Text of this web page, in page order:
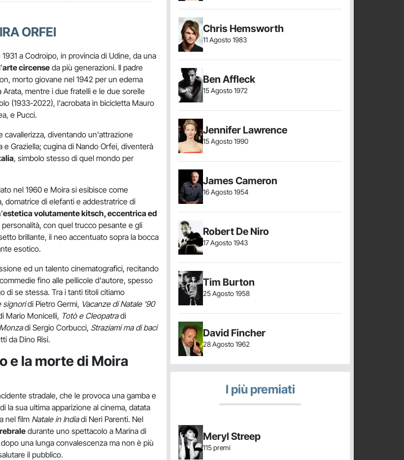
ORFEI
a Codroipo, in provincia di Udine, da una
arte circense da più generazioni. Il padre
morto giovane nel 1942 per un edema
mentre i due fratelli e le due sorelle
(1933-2022), l'acrobata in bicicletta Mauro
e Pucci.
cavallerizza, diventando un'attrazione
e Graziella; cugina di Nando Orfei, diventerà
, simbolo stesso di quel mondo per
nel 1960 e Moira si esibisce come
domatrice di elefanti e addestratrice di
estetica volutamente kitsch, eccentrica ed
con quel trucco pesante e gli
brillante, il neo accentuato sopra la bocca
esotico.
ed un talento cinematografici, recitando
fino alle pellicole d'autore, spesso
di se stessa. Tra i tanti titoli citiamo
signoridi Pietro Germi, Vacanze di Natale '90
Mario Monicelli, Totò e Cleopatradi
di Sergio Corbucci, Straziami ma di baci
da Dino Risi.
e la morte di Moira
stradale, che le provoca una gamba e
la sua ultima apparizione al cinema, datata
nel film Natale in Indiadi Neri Parenti. Nel
durante uno spettacolo a Marina di
una lunga convalescenza ma non è più
il pubblico.
Chris Hemsworth
11 Agosto 1983
Ben Affleck
15 Agosto 1972
Jennifer Lawrence
15 Agosto 1990
James Cameron
16 Agosto 1954
Robert De Niro
17 Agosto 1943
Tim Burton
25 Agosto 1958
David Fincher
28 Agosto 1962
I più premiati
Meryl Streep
115 premi